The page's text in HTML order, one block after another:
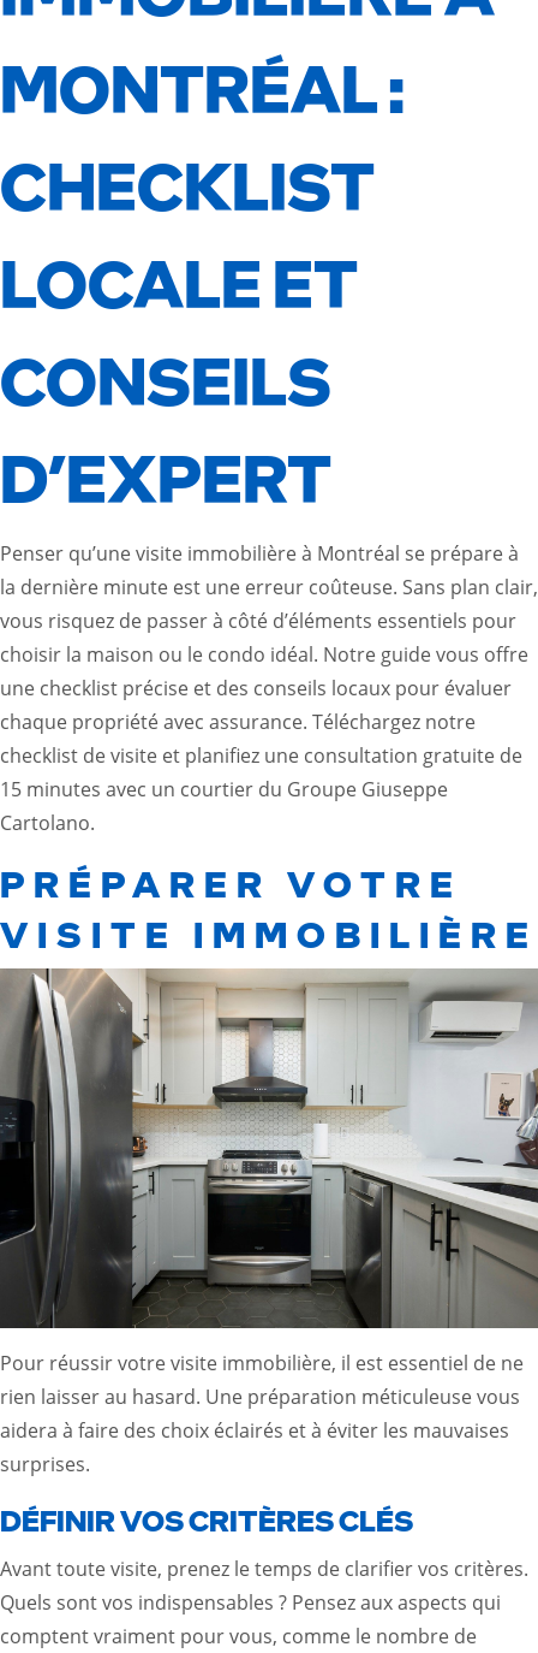
MONTRÉAL :
CHECKLIST
LOCALE ET
CONSEILS
D’EXPERT
Penser qu’une visite immobilière à Montréal se prépare à
la dernière minute est une erreur coûteuse. Sans plan clair,
vous risquez de passer à côté d’éléments essentiels pour
choisir la maison ou le condo idéal. Notre guide vous offre
une checklist précise et des conseils locaux pour évaluer
chaque propriété avec assurance. Téléchargez notre
checklist de visite et planifiez une consultation gratuite de
15 minutes avec un courtier du Groupe Giuseppe
Cartolano.
PRÉPARER VOTRE
VISITE IMMOBILIÈRE
Pour réussir votre visite immobilière, il est essentiel de ne
rien laisser au hasard. Une préparation méticuleuse vous
aidera à faire des choix éclairés et à éviter les mauvaises
surprises.
DÉFINIR VOS CRITÈRES CLÉS
Avant toute visite, prenez le temps de clarifier vos critères.
Quels sont vos indispensables ? Pensez aux aspects qui
comptent vraiment pour vous, comme le nombre de